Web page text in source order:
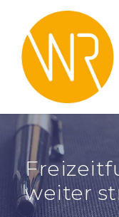
weiter